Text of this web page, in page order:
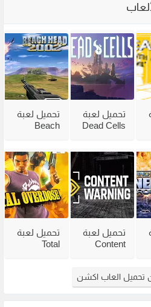
تحميل لعبة
Dead Cells
الاضافات
تحميل لعبة
Beach
من ميديا
فاير
تحميل لعبة
Content
من ميديا
فاير
تحميل لعبة
Total
مضغوطة
تحميل العاب اكشن